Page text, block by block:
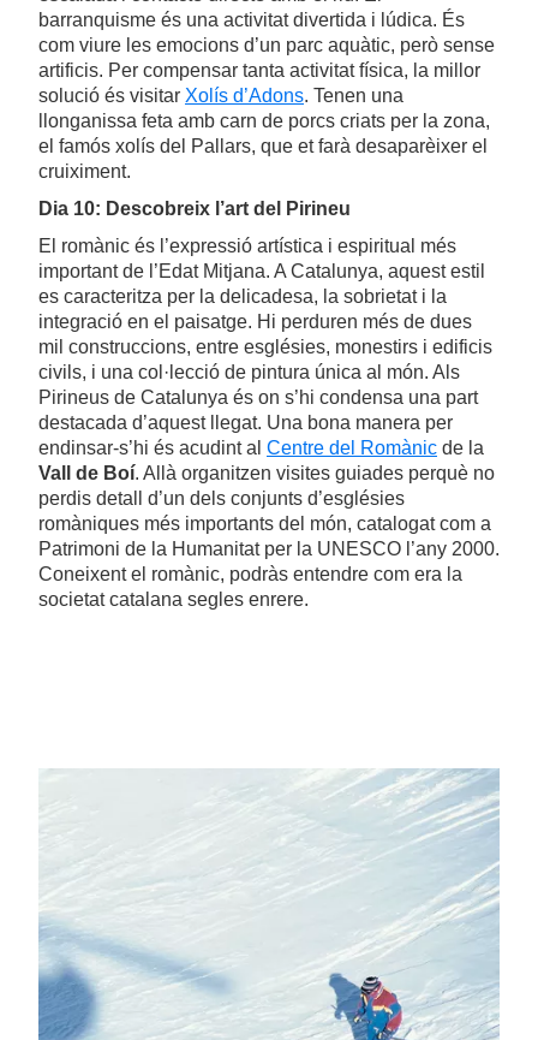
barranquisme és una activitat divertida i lúdica. És
com viure les emocions d’un parc aquàtic, però sense
artificis. Per compensar tanta activitat física, la millor
solució és visitar Xolís d’Adons. Tenen una
llonganissa feta amb carn de porcs criats per la zona,
el famós xolís del Pallars, que et farà desaparèixer el
cruiximent.
Dia 10: Descobreix l’art del Pirineu
El romànic és l’expressió artística i espiritual més
important de l’Edat Mitjana. A Catalunya, aquest estil
es caracteritza per la delicadesa, la sobrietat i la
integració en el paisatge. Hi perduren més de dues
mil construccions, entre esglésies, monestirs i edificis
civils, i una col·lecció de pintura única al món. Als
Pirineus de Catalunya és on s’hi condensa una part
destacada d’aquest llegat. Una bona manera per
endinsar-s’hi és acudint al Centre del Romànic de la
Vall de Boí. Allà organitzen visites guiades perquè no
perdis detall d’un dels conjunts d’esglésies
romàniques més importants del món, catalogat com a
Patrimoni de la Humanitat per la UNESCO l’any 2000.
Coneixent el romànic, podràs entendre com era la
societat catalana segles enrere.